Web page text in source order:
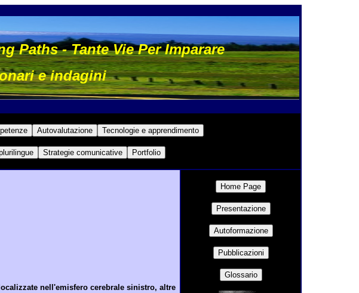
Paths - Tante Vie Per Imparare
e indagini
nell'emisfero cerebrale sinistro, altre